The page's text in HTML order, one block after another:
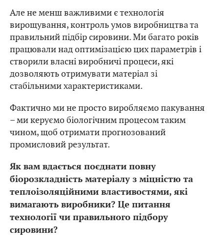
Але не менш важливими є технологія
вирощування, контроль умов виробництва та
правильний підбір сировини. Ми багато років
працювали над оптимізацією цих параметрів і
створили власні виробничі процеси, які
дозволяють отримувати матеріал зі
стабільними характеристиками.
Фактично ми не просто виробляємо пакування
– ми керуємо біологічним процесом таким
чином, щоб отримати прогнозований
промисловий результат.
Як вам вдається поєднати повну
біорозкладність матеріалу з міцністю та
теплоізоляційними властивостями, які
вимагають виробники? Це питання
технології чи правильного підбору
сировини?